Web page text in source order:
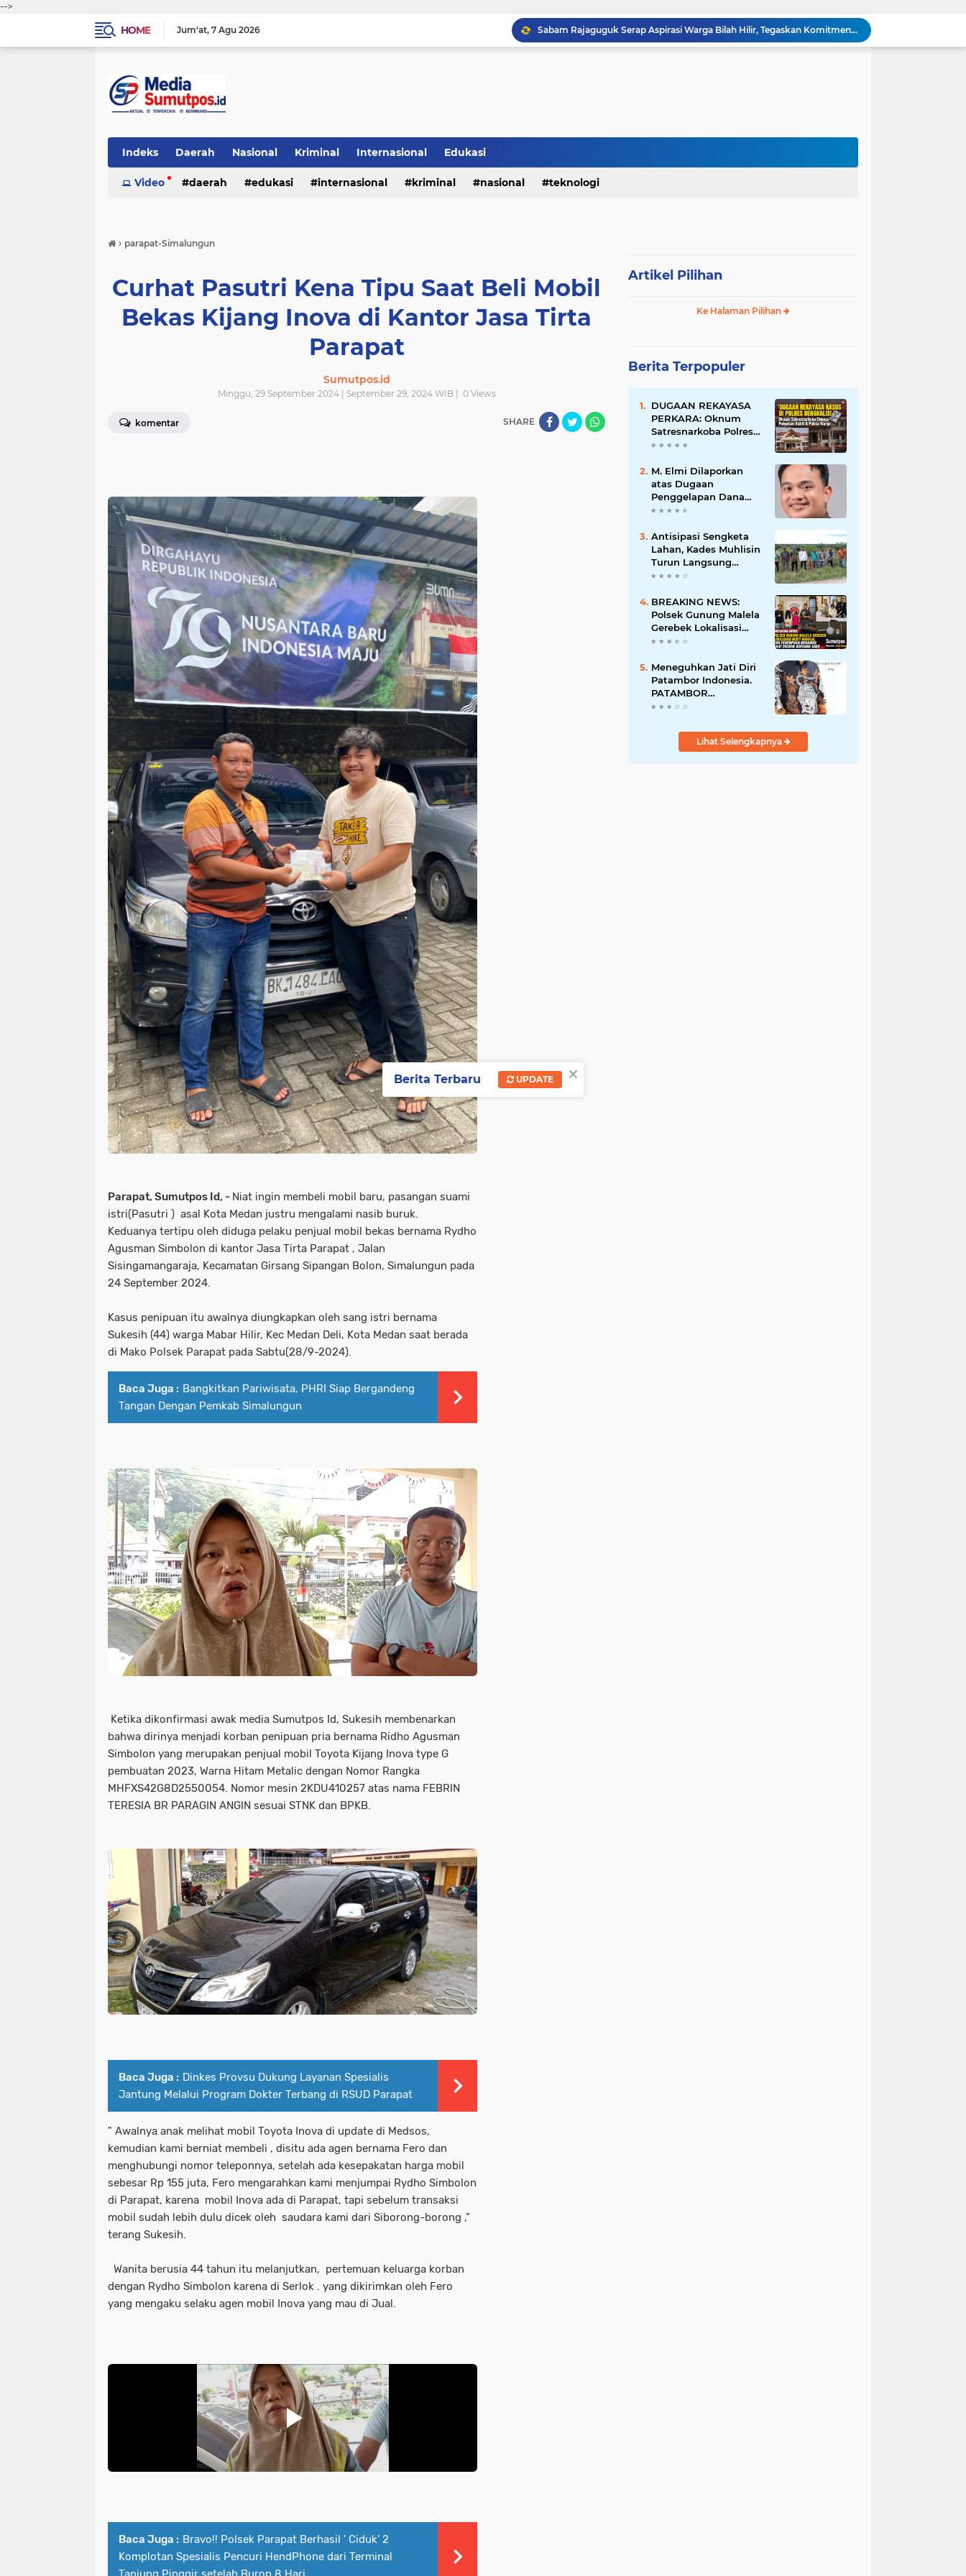
-->
HOME
Jum'at 7 Agu 2026
‎Wakil Bupati Audiensi dengan Wamenaker RI, Dorong Penguatan SDM dan Perlindungan Pekerja di Tanjung Jabung Barat ‎ ‎
HUT RI ke 81 dan Hari Jadi Kab, Tanjung Jabung Barat ke-62 Bupati Anwar Sadat Resmi Buka Lomba Mancing.
Dengar Langsung Jeritan Pedagang, Sabam Rajaguguk Turun ke Pasar Gelugur Rantauprapat
Indeks Daerah Nasional Kriminal Internasional Edukasi
Video daerah edukasi internasional kriminal nasional teknologi
› parapat-Simalungun
Curhat Pasutri Kena Tipu Saat Beli Mobil
Bekas Kijang Inova di Kantor Jasa Tirta
Parapat
Sumutpos.id
Minggu, 29 September 2024 | September 29, 2024 WIB | 0Views
komentar SHARE
Parapat, Sumutpos Id, - Niat ingin membeli mobil baru, pasangan suami
istri(Pasutri ) asal Kota Medan justru mengalami nasib buruk.
Keduanya tertipu oleh diduga pelaku penjual mobil bekas bernama Rydho
Agusman Simbolon di kantor Jasa Tirta Parapat , Jalan
Sisingamangaraja, Kecamatan Girsang Sipangan Bolon, Simalungun pada
24 September 2024.
Kasus penipuan itu awalnya diungkapkan oleh sang istri bernama
Sukesih (44) warga Mabar Hilir, Kec Medan Deli, Kota Medan saat berada
di Mako Polsek Parapat pada Sabtu(28/9-2024).
Baca Juga : Bangkitkan Pariwisata, PHRI Siap Bergandeng
Tangan Dengan Pemkab Simalungun
Ketika dikonfirmasi awak media Sumutpos Id, Sukesih membenarkan
bahwa dirinya menjadi korban penipuan pria bernama Ridho Agusman
Simbolon yang merupakan penjual mobil Toyota Kijang Inova type G
pembuatan 2023, Warna Hitam Metalic dengan Nomor Rangka
MHFXS42G8D2550054. Nomor mesin 2KDU410257 atas nama FEBRIN
TERESIA BR PARAGIN ANGIN sesuai STNK dan BPKB.
Baca Juga : Dinkes Provsu Dukung Layanan Spesialis
Jantung Melalui Program Dokter Terbang di RSUD Parapat
" Awalnya anak melihat mobil Toyota Inova di update di Medsos,
kemudian kami berniat membeli , disitu ada agen bernama Fero dan
menghubungi nomor teleponnya, setelah ada kesepakatan harga mobil
sebesar Rp 155 juta, Fero mengarahkan kami menjumpai Rydho Simbolon
di Parapat, karena mobil Inova ada di Parapat, tapi sebelum transaksi
mobil sudah lebih dulu dicek oleh saudara kami dari Siborong-borong ,"
terang Sukesih.
Wanita berusia 44 tahun itu melanjutkan, pertemuan keluarga korban
dengan Rydho Simbolon karena di Serlok . yang dikirimkan oleh Fero
yang mengaku selaku agen mobil Inova yang mau di Jual.
Baca Juga : Bravo!! Polsek Parapat Berhasil ' Ciduk' 2
Komplotan Spesialis Pencuri HendPhone dari Terminal
Artikel Pilihan
Ke Halaman Pilihan
Berita Terpopuler
DUGAAN REKAYASA
PERKARA: Oknum
Satresnarkoba Polres
Bengkalis Diduga
Hingga Paksa Warga
Hadir di TKP
M. Elmi Dilaporkan
atas Dugaan
Penggelapan Dana
Pensiunan Guru dan
Pastikan Proses
Hukum Berjalan
Antisipasi Sengketa
Lahan, Kades Muhlisin
Turun Langsung
Tinjau Batas Wilayah
Diserobot PT Jatim
Jaya Perkasa
BREAKING NEWS:
Polsek Gunung Malela
Gerebek Lokalisasi
Bukit Maraja, Dua
Saat Diciduk Bersama
Sabu
Meneguhkan Jati Diri
Patambor Indonesia.
PATAMBOR
INDONESIA Akan
Jakarta.
Lihat Selengkapnya
×
Berita Terbaru UPDATE